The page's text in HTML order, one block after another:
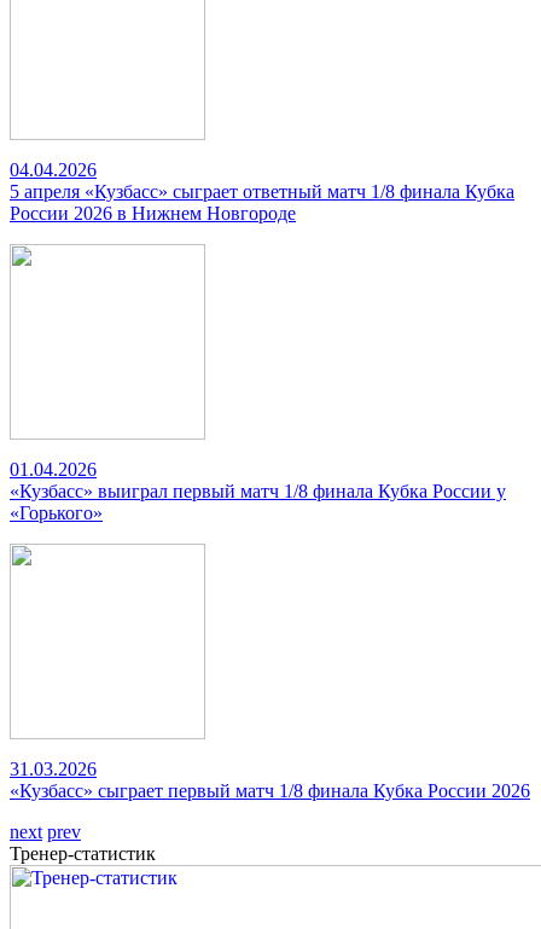
04.04.2026
5 апреля «Кузбасс» сыграет ответный матч 1/8 финала Кубка
России 2026 в Нижнем Новгороде
01.04.2026
«Кузбасс» выиграл первый матч 1/8 финала Кубка России у
«Горького»
31.03.2026
«Кузбасс» сыграет первый матч 1/8 финала Кубка России 2026
next prev
Тренер-статистик